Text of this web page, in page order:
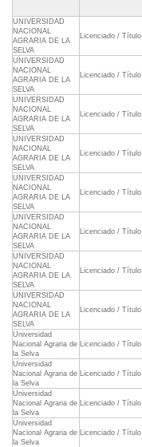
UNIVERSIDAD
NACIONAL
AGRARIA DE LA
SELVA
Licenciado / Título
UNIVERSIDAD
NACIONAL
AGRARIA DE LA
SELVA
Licenciado / Título
UNIVERSIDAD
NACIONAL
AGRARIA DE LA
SELVA
Licenciado / Título
UNIVERSIDAD
NACIONAL
AGRARIA DE LA
SELVA
Licenciado / Título
UNIVERSIDAD
NACIONAL
AGRARIA DE LA
SELVA
Licenciado / Título
UNIVERSIDAD
NACIONAL
AGRARIA DE LA
SELVA
Licenciado / Título
UNIVERSIDAD
NACIONAL
AGRARIA DE LA
SELVA
Licenciado / Título
UNIVERSIDAD
NACIONAL
AGRARIA DE LA
SELVA
Licenciado / Título
Universidad
Nacional Agraria de
la Selva
Licenciado / Título
Universidad
Nacional Agraria de
la Selva
Licenciado / Título
Universidad
Nacional Agraria de
la Selva
Licenciado / Título
Universidad
Nacional Agraria de
la Selva
Licenciado / Título